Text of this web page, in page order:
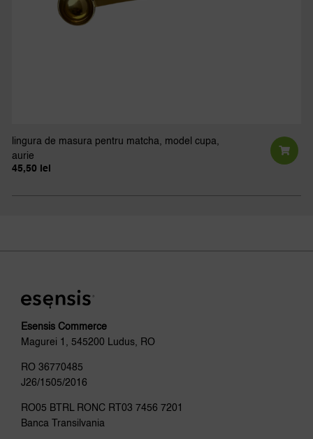
lingura de masura pentru matcha, model cupa,
aurie
45,50
lei
Esensis Commerce
Magurei 1, 545200 Ludus, RO
RO 36770485
J26/1505/2016
RO05 BTRL RONC RT03 7456 7201
Banca Transilvania